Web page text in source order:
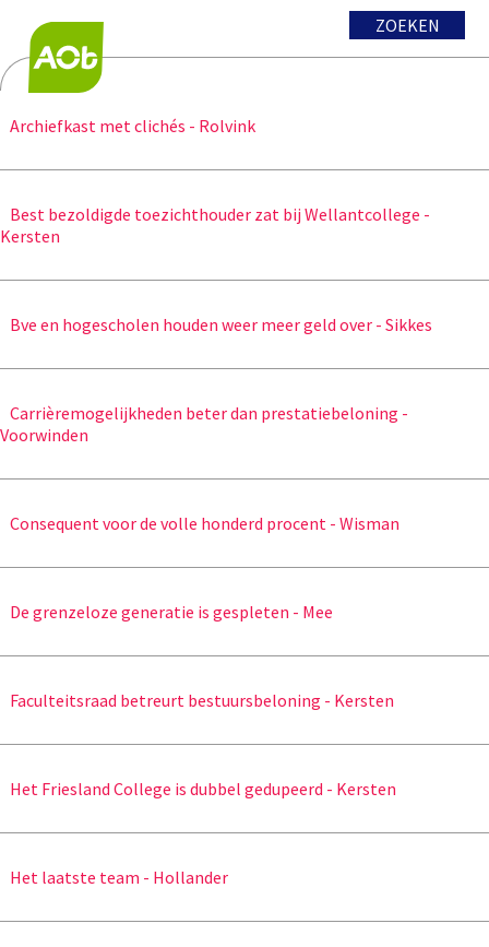
ZOEKEN
Archiefkast met clichés - Rolvink
Best bezoldigde toezichthouder zat bij Wellantcollege -
Kersten
Bve en hogescholen houden weer meer geld over - Sikkes
Carrièremogelijkheden beter dan prestatiebeloning -
Voorwinden
Consequent voor de volle honderd procent - Wisman
De grenzeloze generatie is gespleten - Mee
Faculteitsraad betreurt bestuursbeloning - Kersten
Het Friesland College is dubbel gedupeerd - Kersten
Het laatste team - Hollander